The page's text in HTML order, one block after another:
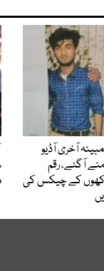
آخری آڈیو
آگئے، رقم
کے چیکس کی